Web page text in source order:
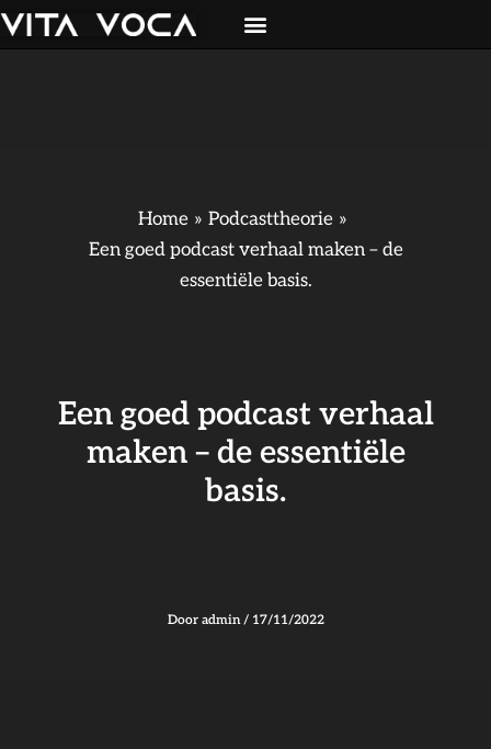
Ga
naar
Home
Podcasttheorie
Een goed podcast verhaal maken – de
essentiële basis.
Een goed podcast verhaal
maken – de essentiële
basis.
Door admin/ 17/11/2022